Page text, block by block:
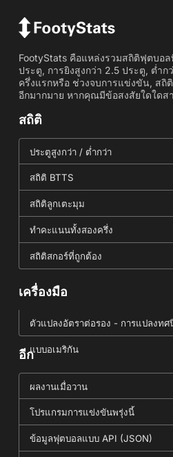
FootyStats คือแหล่งรวมสถิติฟุตบอ
ประตู, การยิงสูงกว่า 2.5 ประตู, ต่ำ
ครึ่งแรกหรือ ช่วงจบการแข่งขัน, สถิ
อีกมากมาย หากคุณมีข้อสงสัยใดใดส
สถิติ
ประตูสูงกว่า / ต่ำกว่า
สถิติ BTTS
สถิติลูกเตะมุม
ทำคะแนนทั้งสองครึ่ง
สถิติสกอร์ที่ถูกต้อง
เครื่องมือ
ตัวแปลงอัตราต่อรอง - การแปลงท
แบบอเมริกัน
อีก
ผลงานเมื่อวาน
โปรแกรมการแข่งขันพรุ่งนี้
ข้อมูลฟุตบอลแบบ API (JSON)